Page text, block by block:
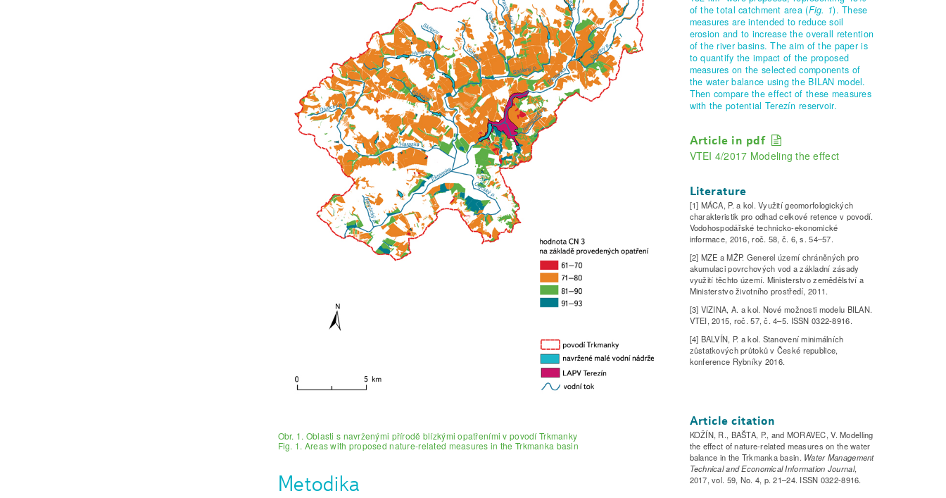
Obr. 1. Oblasti s navrženými přírodě blízkými opatřeními v povodí Trkmanky
Fig. 1. Areas with proposed nature-related measures in the Trkmanka basin
Metodika
of the total catchment area (Fig. 1). These
measures are intended to reduce soil
erosion and to increase the overall retention
of the river basins. The aim of the paper is
to quantify the impact of the proposed
measures on the selected components of
the water balance using the BILAN model.
Then compare the effect of these measures
with the potential Terezín reservoir.
Article in pdf
VTEI 4/2017 Modeling the effect
Literature
[1] MÁCA, P. a kol. Využití geomorfologických
charakteristik pro odhad celkové retence v povodí.
Vodohospodářské technicko-ekonomické
informace, 2016, roč. 58, č. 6, s. 54–57.
[2] MZE a MŽP. Generel území chráněných pro
akumulaci povrchových vod a základní zásady
využití těchto území. Ministerstvo zemědělství a
Ministerstvo životního prostředí, 2011.
[3] VIZINA, A. a kol. Nové možnosti modelu BILAN.
VTEI, 2015, roč. 57, č. 4–5. ISSN 0322-8916.
[4] BALVÍN, P. a kol. Stanovení minimálních
zůstatkových průtoků v České republice,
konference Rybníky 2016.
Article citation
KOŽÍN, R., BAŠTA, P., and MORAVEC, V. Modelling
the effect of nature-related measures on the water
balance in the Trkmanka basin. Water Management
Technical and Economical Information Journal,
2017, vol. 59, No. 4, p. 21–24. ISSN 0322-8916.